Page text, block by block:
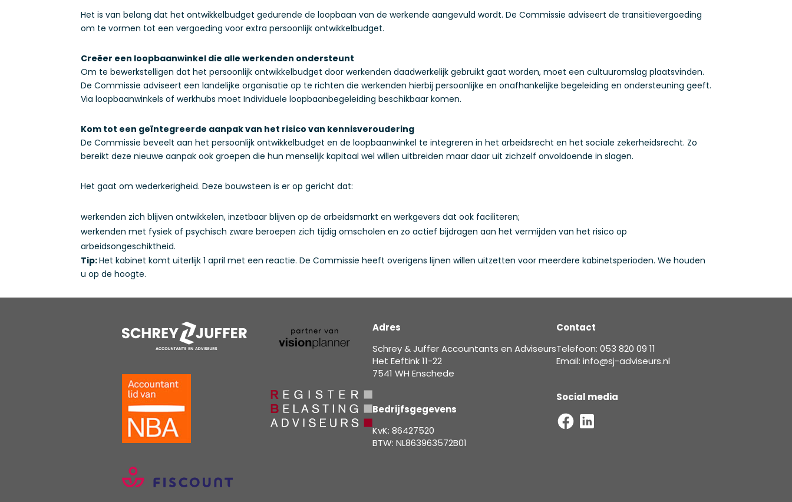
Het is van belang dat het ontwikkelbudget gedurende de loopbaan van de werkende aangevuld wordt. De Commissie adviseert de transitievergoeding
om te vormen tot een vergoeding voor extra persoonlijk ontwikkelbudget.
Creëer een loopbaanwinkel die alle werkenden ondersteunt
Om te bewerkstelligen dat het persoonlijk ontwikkelbudget door werkenden daadwerkelijk gebruikt gaat worden, moet een cultuuromslag plaatsvinden.
De Commissie adviseert een landelijke organisatie op te richten die werkenden hierbij persoonlijke en onafhankelijke begeleiding en ondersteuning geeft.
Via loopbaanwinkels of werkhubs moet Individuele loopbaanbegeleiding beschikbaar komen.
Kom tot een geïntegreerde aanpak van het risico van kennisveroudering
De Commissie beveelt aan het persoonlijk ontwikkelbudget en de loopbaanwinkel te integreren in het arbeidsrecht en het sociale zekerheidsrecht. Zo
bereikt deze nieuwe aanpak ook groepen die hun menselijk kapitaal wel willen uitbreiden maar daar uit zichzelf onvoldoende in slagen.
Het gaat om wederkerigheid. Deze bouwsteen is er op gericht dat:
werkenden zich blijven ontwikkelen, inzetbaar blijven op de arbeidsmarkt en werkgevers dat ook faciliteren;
werkenden met fysiek of psychisch zware beroepen zich tijdig omscholen en zo actief bijdragen aan het vermijden van het risico op
arbeidsongeschiktheid.
Tip:Het kabinet komt uiterlijk 1 april met een reactie. De Commissie heeft overigens lijnen willen uitzetten voor meerdere kabinetsperioden. We houden
u op de hoogte.
Adres
Schrey & Juffer Accountants en Adviseurs
Het Eeftink 11-22
7541 WH Enschede
Bedrijfsgegevens
KvK: 86427520
BTW: NL863963572B01
Contact
Telefoon: 053 820 09 11
Email: info@sj-adviseurs.nl
Social media